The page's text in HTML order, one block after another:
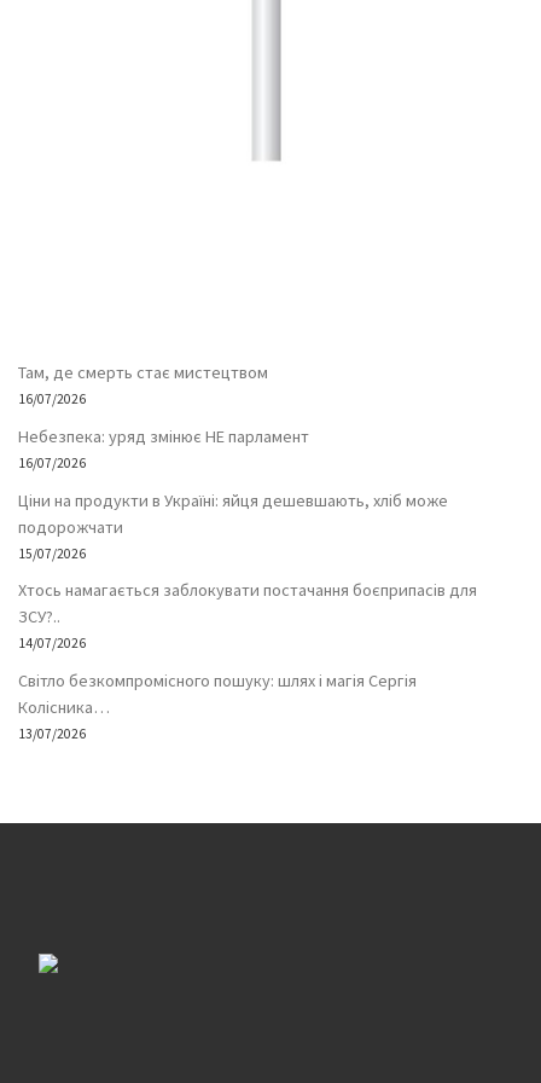
Там, де смерть стає мистецтвом
16/07/2026
Небезпека: уряд змінює НЕ парламент
16/07/2026
Ціни на продукти в Україні: яйця дешевшають, хліб може
подорожчати
15/07/2026
Хтось намагається заблокувати постачання боєприпасів для
ЗСУ?..
14/07/2026
Світло безкомпромісного пошуку: шлях і магія Сергія
Колісника…
13/07/2026